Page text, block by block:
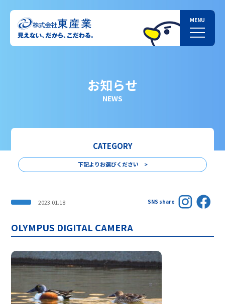
お知らせ
NEWS
CATEGORY
下記よりお選びください >
2023.01.18 SNS share
OLYMPUS DIGITAL CAMERA